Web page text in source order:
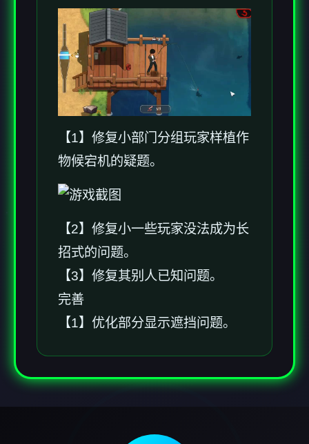
【1】修复小部门分组玩家样植作
物候宕机的疑题。
【2】修复小一些玩家没法成为长
招式的问题。
【3】修复其别人已知问题。
完善
【1】优化部分显示遮挡问题。